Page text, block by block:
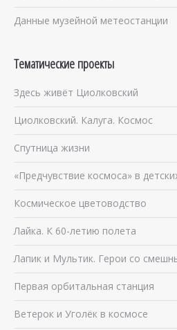
Данные музейной метеостанции
Тематические проекты
Здесь живёт Циолковский
Циолковский. Калуга. Космос
Спутница жизни
«Предчувствие космоса» в
Космическое цветоводство
Лайка. К 60-летию полета
Лапик и Мультик. Герои со
Первая орбитальная станция
Ветерок и Уголёк в космосе